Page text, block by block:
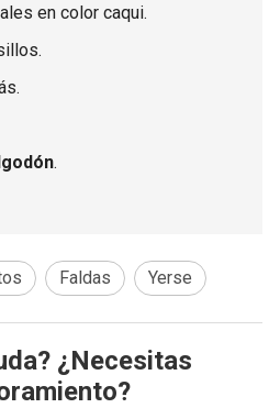
en color caqui.
.
Faldas Yerse
¿Necesitas